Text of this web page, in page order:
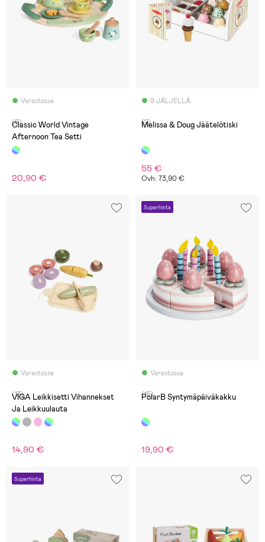
Varastossa
(6)
Classic World Vintage
Afternoon Tea Setti
20,90 €
9 JÄLJELLÄ
(2)
Melissa & Doug Jäätelötiski
55 €
Ovh: 73,90 €
Varastossa
(13)
VIGA Leikkisetti Vihannekset
Ja Leikkuulauta
14,90 €
Superhinta
Varastossa
(15)
PolarB Syntymäpäiväkakku
19,90 €
Superhinta